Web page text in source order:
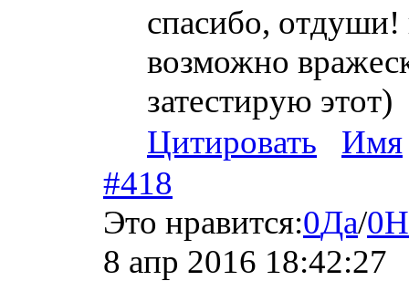
спасибо, отдуши!
возможно
затестирую этот)
Цитировать
Имя
#418
Это нравится:0Да/0
8 апр 2016 18:42:27